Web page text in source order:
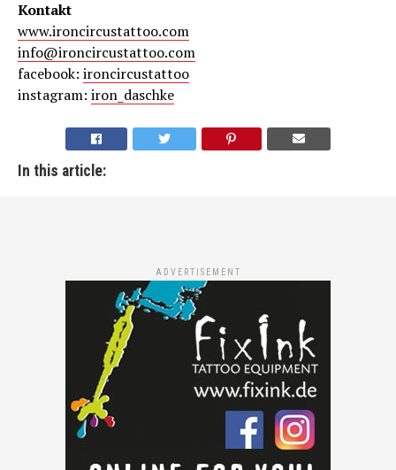
Kontakt
www.ironcircustattoo.com
info@ironcircustattoo.com
facebook: ironcircustattoo
instagram: iron_daschke
In this article:
ADVERTISEMENT